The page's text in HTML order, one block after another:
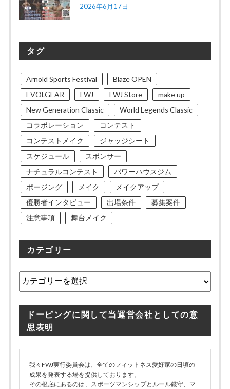
2026年6月17日
タグ
Arnold Sports Festival
Blaze OPEN
EVOLGEAR
FWJ FWJ Store
make up
New Generation Classic
World Legends Classic
コラボレーション
コンテスト
コンテストメイク
ジャッジシート
スケジュール
スポンサー
ナチュラルコンテスト
パワーハウスジム
ポージング
メイク
メイクアップ
優勝者インタビュー
出場条件
募集案件
注意事項
舞台メイク
カテゴリー
テ
リ
ドーピングに関して当運営会社としての意
思表明
我々FWJ実行委員会は、全てのフィットネス愛好家の日頃の
成果を発表する場を提供しております。
その根底にあるのは、スポーツマンシップとルール厳守、マ